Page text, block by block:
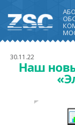
30.11.22
Наш